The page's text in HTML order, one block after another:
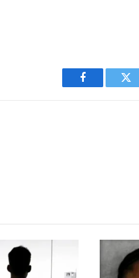
Facebook